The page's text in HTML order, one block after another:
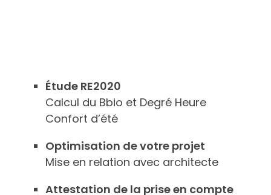
Étude RE2020
Calcul du Bbio et Degré Heure
Confort d’été
Optimisation de votre projet
Mise en relation avec architecte
Attestation de la prise en compte